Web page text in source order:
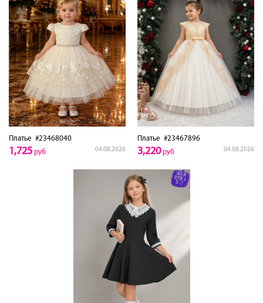
Платье #23468040
04.08.2026
1,725 руб
Платье #23467896
04.08.2026
3,220руб